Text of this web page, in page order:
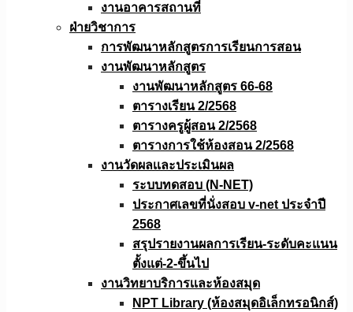
งานอาคารสถานที่
ฝ่ายวิชาการ
การพัฒนาหลักสูตรการเรียนการสอน
งานพัฒนาหลักสูตร
งานพัฒนาหลักสูตร 66-68
ตารางเรียน 2/2568
ตารางครูผู้สอน 2/2568
ตารางการใช้ห้องสอน 2/2568
งานวัดผลเเละประเมินผล
ระบบทดสอบ (N-NET)
ประกาศเลขที่นั่งสอบ v-net ประจำปี
2568
สรุปรายงานผลการเรียน-ระดับคะแนน
ตั้งแต่-2-ขึ้นไป
งานวิทยาบริการเเละห้องสมุด
NPT Library (ห้องสมุดอิเล็กทรอนิกส์)